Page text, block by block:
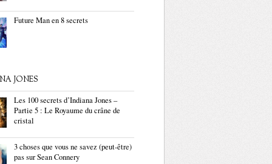
Future Man en 8 secrets
JONES
Les 100 secrets d’Indiana Jones –
Partie 5 : Le Royaume du crâne de
cristal
3 choses que vous ne savez (peut-être)
pas sur Sean Connery